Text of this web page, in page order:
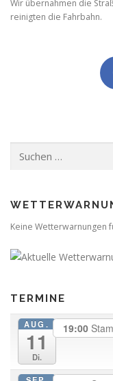
Wir übernahmen die
reinigten die Fahrbahn.
nach:
Keine Wetterwarnungen
TERMINE
AUG.
11
Di.
19:00